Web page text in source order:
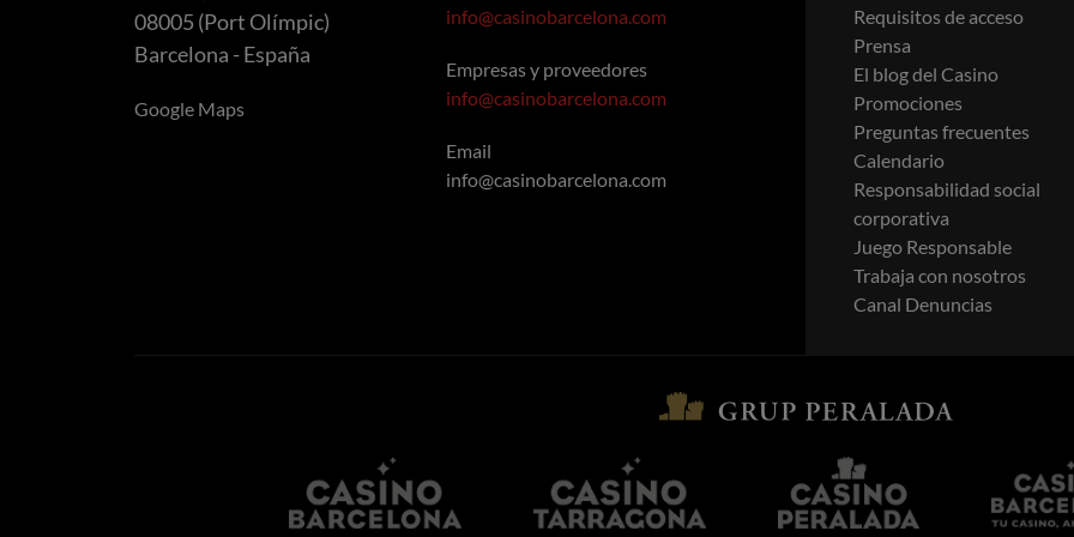
08005 (Port Olímpic)
Barcelona - España
Google Maps
info@casinobarcelona.com
Empresas y proveedores
info@casinobarcelona.com
Email
info@casinobarcelona.com
Requisitos de acceso
Prensa
El blog del Casino
Promociones
Preguntas frecuentes
Calendario
Responsabilidad social
corporativa
Juego Responsable
Trabaja con nosotros
Canal Denuncias